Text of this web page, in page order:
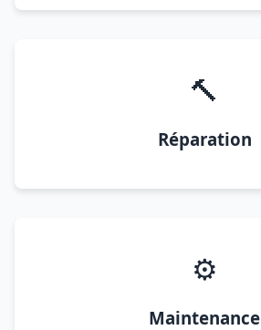
🔨
Réparation
⚙️
Maintenance